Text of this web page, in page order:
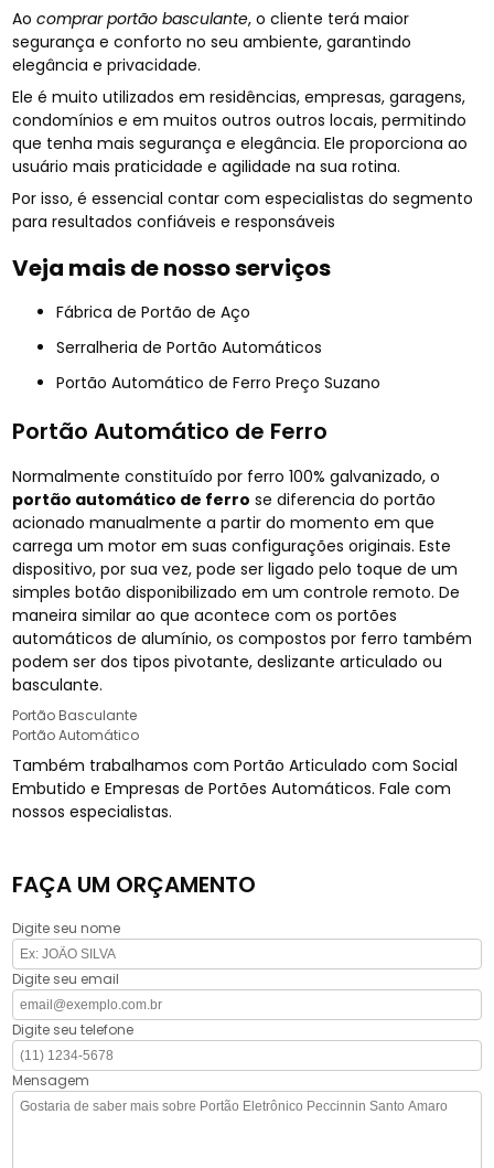
Aocomprar portão basculante, o cliente terá maior
segurança e conforto no seu ambiente, garantindo
elegância e privacidade.
Ele é muito utilizados em residências, empresas, garagens,
condomínios e em muitos outros outros locais, permitindo
que tenha mais segurança e elegância. Ele proporciona ao
usuário mais praticidade e agilidade na sua rotina.
Por isso, é essencial contar com especialistas do segmento
para resultados confiáveis e responsáveis
Veja mais de nosso serviços
Fábrica de Portão de Aço
Serralheria de Portão Automáticos
Portão Automático de Ferro Preço Suzano
Portão Automático de Ferro
Normalmente constituído por ferro 100% galvanizado, o
portão automático de ferro se diferencia do portão
acionado manualmente a partir do momento em que
carrega um motor em suas configurações originais. Este
dispositivo, por sua vez, pode ser ligado pelo toque de um
simples botão disponibilizado em um controle remoto. De
maneira similar ao que acontece com os portões
automáticos de alumínio, os compostos por ferro também
podem ser dos tipos pivotante, deslizante articulado ou
basculante.
Portão Basculante
Portão Automático
Também trabalhamos com Portão Articulado com Social
Embutido e Empresas de Portões Automáticos. Fale com
nossos especialistas.
FAÇA UM ORÇAMENTO
Digite seu nome
Digite seu email
Digite seu telefone
Mensagem